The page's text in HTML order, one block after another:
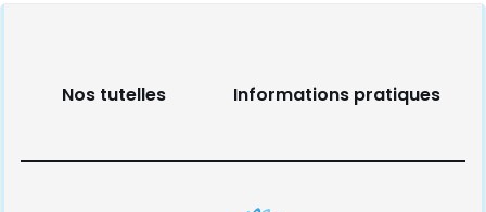
Nos tutelles Informations pratiques